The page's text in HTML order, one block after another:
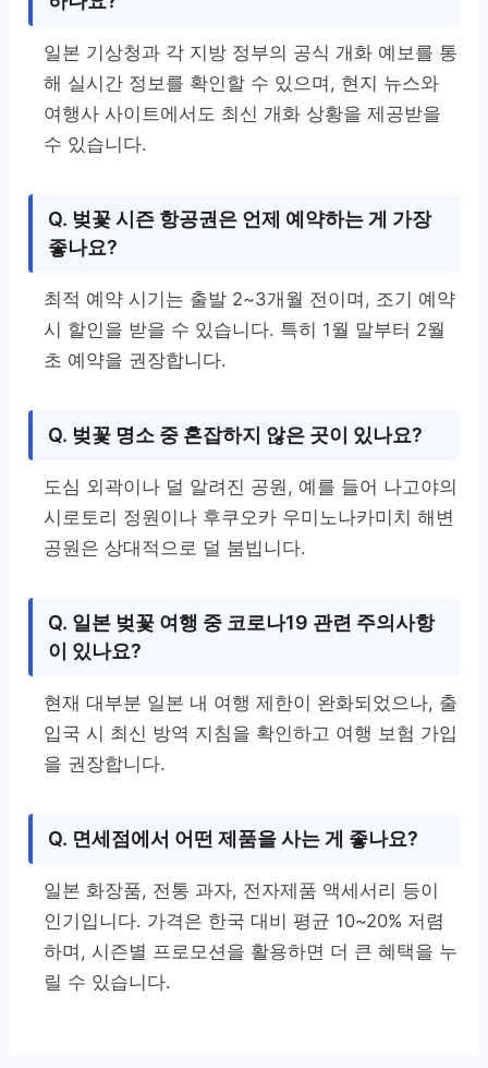
일본 기상청과 각 지방 정부의 공식 개화 예보를 통
해 실시간 정보를 확인할 수 있으며, 현지 뉴스와
여행사 사이트에서도 최신 개화 상황을 제공받을
수 있습니다.
Q. 벚꽃 시즌 항공권은 언제 예약하는 게 가장
좋나요?
최적 예약 시기는 출발 2~3개월 전이며, 조기 예약
시 할인을 받을 수 있습니다. 특히 1월 말부터 2월
초 예약을 권장합니다.
Q. 벚꽃 명소 중 혼잡하지 않은 곳이 있나요?
도심 외곽이나 덜 알려진 공원, 예를 들어 나고야의
시로토리 정원이나 후쿠오카 우미노나카미치 해변
공원은 상대적으로 덜 붐빕니다.
Q. 일본 벚꽃 여행 중 코로나19 관련 주의사항
이 있나요?
현재 대부분 일본 내 여행 제한이 완화되었으나, 출
입국 시 최신 방역 지침을 확인하고 여행 보험 가입
을 권장합니다.
Q. 면세점에서 어떤 제품을 사는 게 좋나요?
일본 화장품, 전통 과자, 전자제품 액세서리 등이
인기입니다. 가격은 한국 대비 평균 10~20% 저렴
하며, 시즌별 프로모션을 활용하면 더 큰 혜택을 누
릴 수 있습니다.